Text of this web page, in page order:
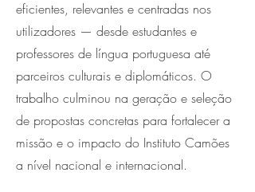
eficientes, relevantes e centradas nos
utilizadores — desde estudantes e
professores de língua portuguesa até
parceiros culturais e diplomáticos. O
trabalho culminou na geração e seleção
de propostas concretas para fortalecer a
missão e o impacto do Instituto Camões
a nível nacional e internacional.